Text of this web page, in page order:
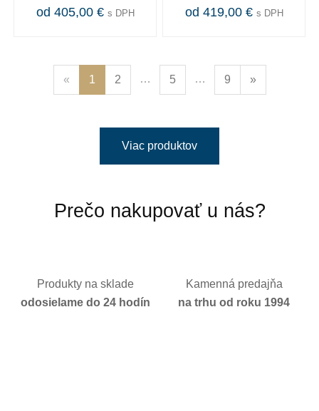
od 405,00 € s DPH od 419,00 € s DPH
« 1 2 … 5 … 9 »
Viac produktov
Prečo nakupovať u nás?
Produkty na sklade
odosielame do 24 hodín
Kamenná predajňa
na trhu od roku 1994